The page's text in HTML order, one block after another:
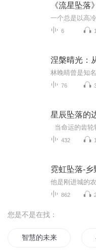
《流星坠落
6
涅槃晴光：
76
星辰坠落的
432
霓虹坠落-乡
862
您是不是在找：
智慧的未来